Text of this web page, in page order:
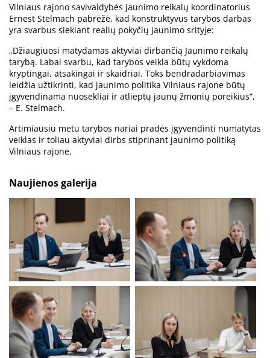
Vilniaus rajono savivaldybės jaunimo reikalų koordinatorius
Ernest Stelmach pabrėžė, kad konstruktyvus tarybos darbas
yra svarbus siekiant realių pokyčių jaunimo srityje:
„Džiaugiuosi matydamas aktyviai dirbančią Jaunimo reikalų
tarybą. Labai svarbu, kad tarybos veikla būtų vykdoma
kryptingai, atsakingai ir skaidriai. Toks bendradarbiavimas
leidžia užtikrinti, kad jaunimo politika Vilniaus rajone būtų
įgyvendinama nuosekliai ir atlieptų jaunų žmonių poreikius“,
– E. Stelmach.
Artimiausiu metu tarybos nariai pradės įgyvendinti numatytas
veiklas ir toliau aktyviai dirbs stiprinant jaunimo politiką
Vilniaus rajone.
Naujienos galerija